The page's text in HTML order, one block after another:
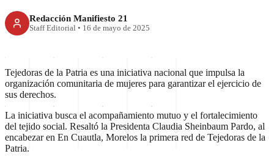
Redacción Manifiesto 21
Staff Editorial • 16 de mayo de 2025
Tejedoras de la Patria es una iniciativa nacional que impulsa la
organización comunitaria de mujeres para garantizar el ejercicio de
sus derechos.
La iniciativa busca el acompañamiento mutuo y el fortalecimiento
del tejido social. Resaltó la Presidenta Claudia Sheinbaum Pardo, al
encabezar en En Cuautla, Morelos la primera red de Tejedoras de la
Patria.